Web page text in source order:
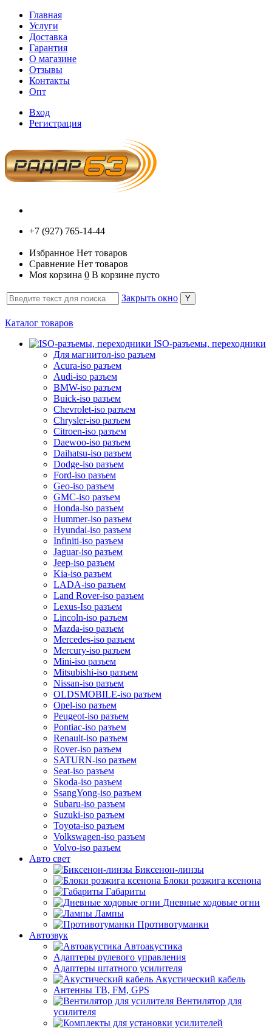
Главная
Услуги
Доставка
Гарантия
О магазине
Отзывы
Контакты
Опт
Вход
Регистрация
+7 (927) 765-14-44
Избранное Нет товаров
Сравнение Нет товаров
Моя корзина 0 В корзине пусто
Закрыть окно
Каталог товаров
ISO-разъемы, переходники
Для магнитол-iso разъем
Acura-iso разъем
Audi-iso разъем
BMW-iso разъем
Buick-iso разъем
Chevrolet-iso разъем
Chrysler-iso разъем
Citroen-iso разъем
Daewoo-iso разъем
Daihatsu-iso разъем
Dodge-iso разъем
Ford-iso разъем
Geo-iso разъем
GMC-iso разъем
Honda-iso разъем
Hummer-iso разъем
Hyundai-iso разъем
Infiniti-iso разъем
Jaguar-iso разъем
Jeep-iso разъем
Kia-iso разъем
LADA-iso разъем
Land Rover-iso разъем
Lexus-Iso разъем
Lincoln-iso разъем
Mazda-iso разъем
Mercedes-iso разъем
Mercury-iso разъем
Mini-iso разъем
Mitsubishi-iso разъем
Nissan-iso разъем
OLDSMOBILE-iso разъем
Opel-iso разъем
Peugeot-iso разъем
Pontiac-iso разъем
Renault-iso разъем
Rover-iso разъем
SATURN-iso разъем
Seat-iso разъем
Skoda-iso разъем
SsangYong-iso разъем
Subaru-iso разъем
Suzuki-iso разъем
Toyota-iso разъем
Volkswagen-iso разъем
Volvo-iso разъем
Авто свет
Биксенон-линзы
Блоки розжига ксенона
Габариты
Дневные ходовые огни
Лампы
Противотуманки
Автозвук
Автоакустика
Адаптеры рулевого управления
Адаптеры штатного усилителя
Акустический кабель
Антенны ТВ, FM, GPS
Вентилятор для
усилителя